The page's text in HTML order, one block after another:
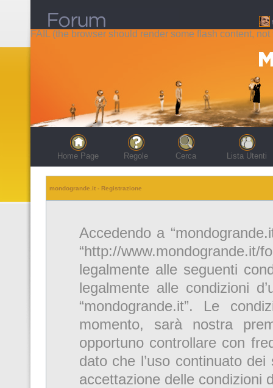
FAIL (the browser should render some flash content, not
Home Page Regole Cerca Lista Utenti
mondogrande.it - Registrazione
Accedendo a
“http://
legalmente alle seguenti
legalmente alle condizioni
“mondogrande.it”. Le
momento, sarà nostra
opportuno controllare con
dato che l’uso continuato
accettazione delle condizioni